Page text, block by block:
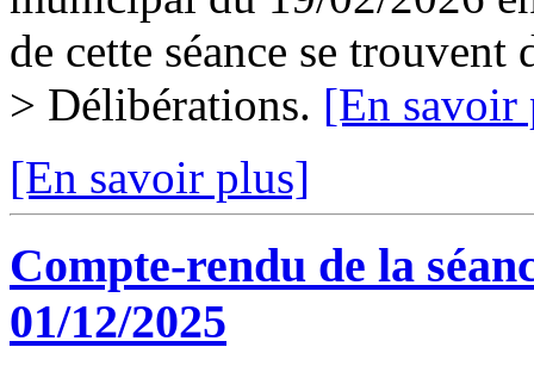
de cette séance se
> Délibérations. [En savoir
[En savoir plus]
Compte-rendu de la
01/12/2025